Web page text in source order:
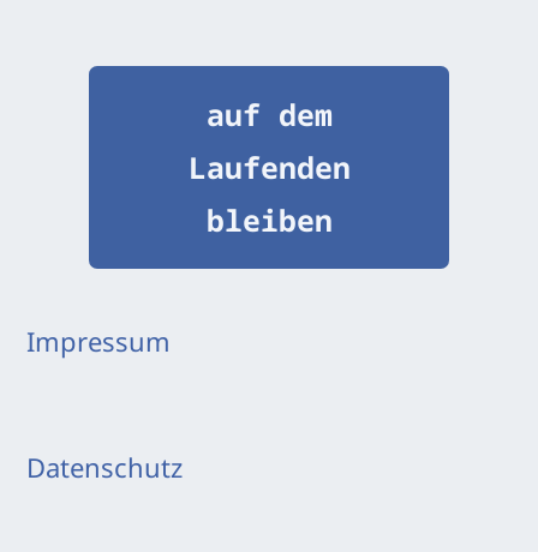
auf dem
Laufenden
bleiben
Impressum
Datenschutz